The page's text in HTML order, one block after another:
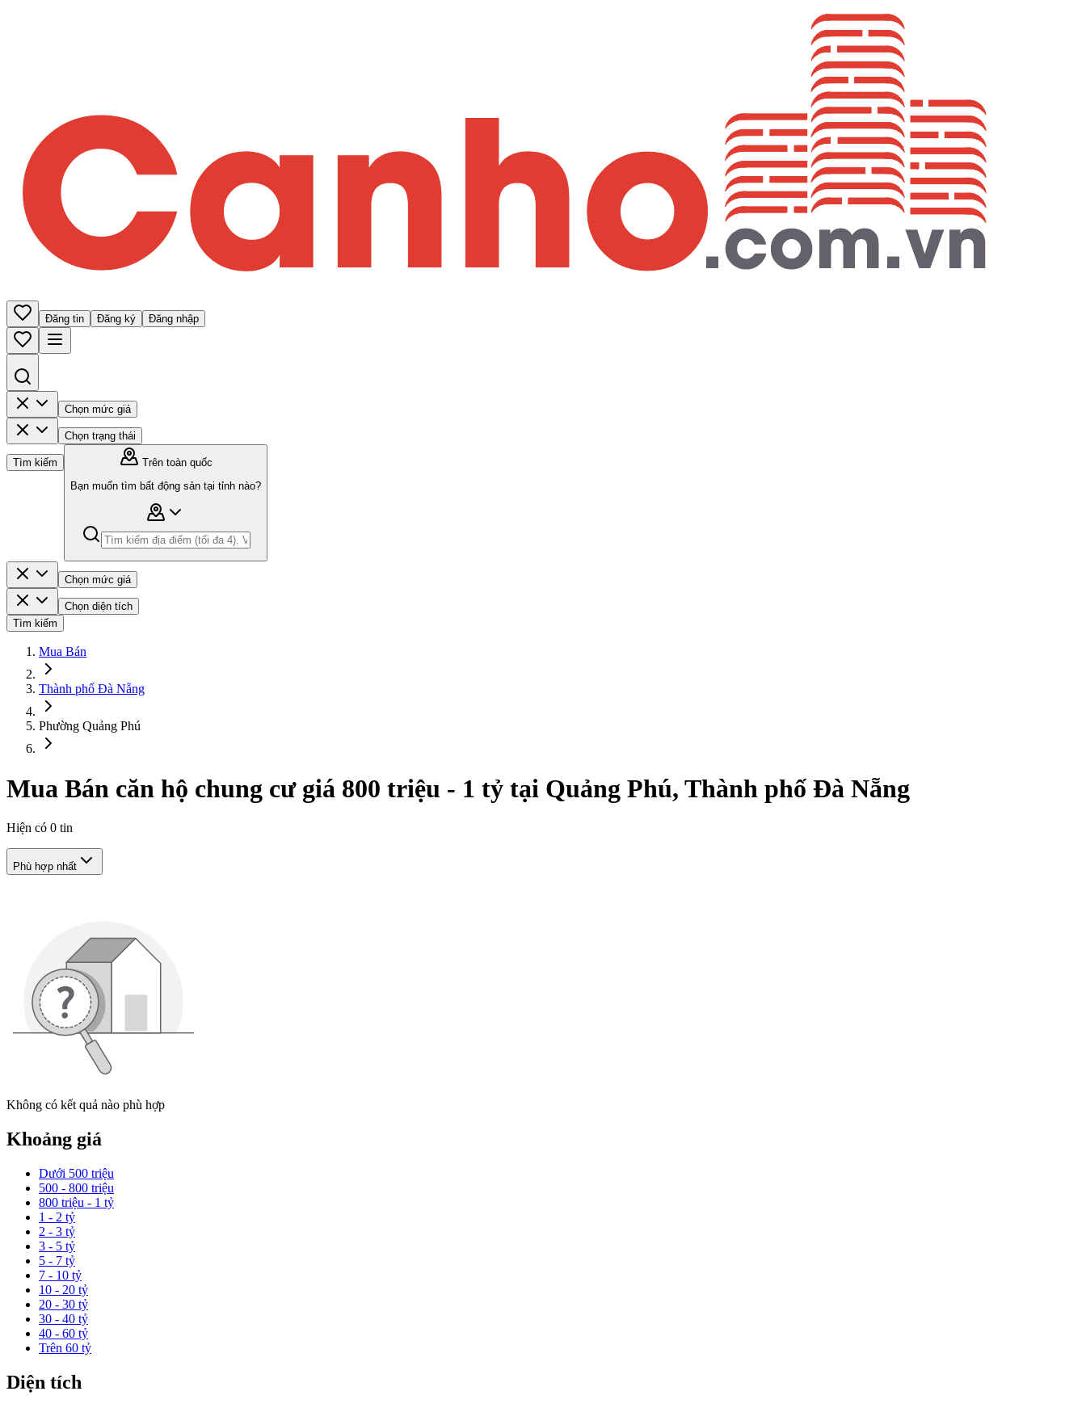
Đăng tin Đăng ký Đăng nhập
Chọn mức giá
Chọn trạng thái
Tìm kiếm
Trên toàn quốc
Bạn muốn tìm bất động sản tại tỉnh nào?
Chọn mức giá
Chọn diện tích
Tìm kiếm
Mua Bán
Thành phố Đà Nẵng
Phường Quảng Phú
Mua Bán căn hộ chung cư giá 800 triệu - 1 tỷ tại Quảng Phú, Thành phố Đà Nẵng
Hiện có 0 tin
Phù hợp nhất
Không có kết quả nào phù hợp
Khoảng giá
Dưới 500 triệu
500 - 800 triệu
800 triệu - 1 tỷ
1 - 2 tỷ
2 - 3 tỷ
3 - 5 tỷ
5 - 7 tỷ
7 - 10 tỷ
10 - 20 tỷ
20 - 30 tỷ
30 - 40 tỷ
40 - 60 tỷ
Trên 60 tỷ
Diện tích